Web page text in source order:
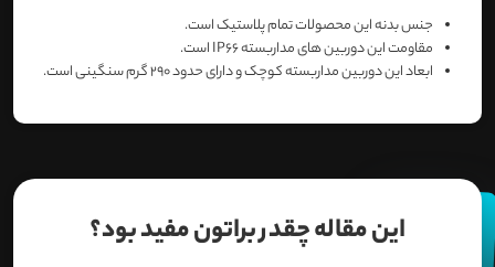
جنس بدنه این محصولات تمام پلاستیک است.
مقاومت این دوربین های مداربسته IP66 است.
ابعاد این دوربین مداربسته کوچک و دارای حدود 290 گرم سنگینی است.
این مقاله چقدر براتون مفید بود؟